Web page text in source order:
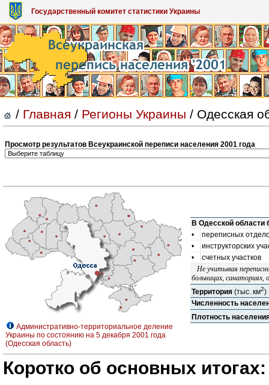
Государственный комитет статистики Украины
/ Главная / Регионы Украины / Одесская
Просмотр результатов Всеукраинской переписи населения 2001 года
Административно-территориальное деление
Украины по состоянию на 5 декабря 2001 года
(Одесская область)
В Одесской области
•
переписных
•
инструкторских
•
счетных участков
Не учитывая
больницах, санаториях,
Территория (тыс. км2)
Численность
Плотность
Коротко об основных итогах: